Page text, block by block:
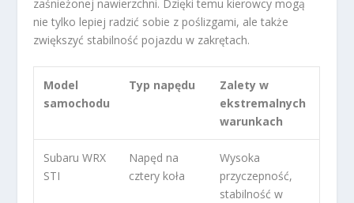
zaśnieżonej nawierzchni. Dzięki temu kierowcy mogą
nie tylko lepiej radzić sobie z poślizgami, ale także
zwiększyć stabilność pojazdu w zakrętach.
Model
samochodu
Typ napędu
Zalety w
ekstremalnych
warunkach
Subaru WRX
STI
Napęd na
cztery koła
Wysoka
przyczepność,
stabilność w